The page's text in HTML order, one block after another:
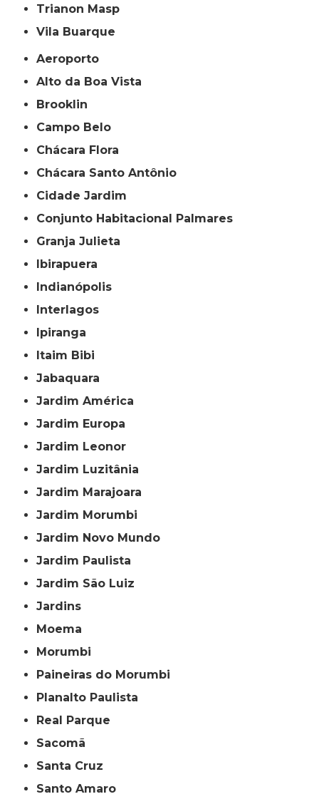
Trianon Masp
Vila Buarque
Aeroporto
Alto da Boa Vista
Brooklin
Campo Belo
Chácara Flora
Chácara Santo Antônio
Cidade Jardim
Conjunto Habitacional Palmares
Granja Julieta
Ibirapuera
Indianópolis
Interlagos
Ipiranga
Itaim Bibi
Jabaquara
Jardim América
Jardim Europa
Jardim Leonor
Jardim Luzitânia
Jardim Marajoara
Jardim Morumbi
Jardim Novo Mundo
Jardim Paulista
Jardim São Luiz
Jardins
Moema
Morumbi
Paineiras do Morumbi
Planalto Paulista
Real Parque
Sacomã
Santa Cruz
Santo Amaro